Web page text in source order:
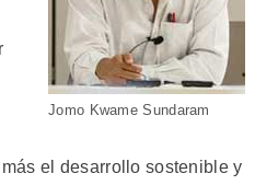
Jomo Kwame Sundaram
el desarrollo sostenible y